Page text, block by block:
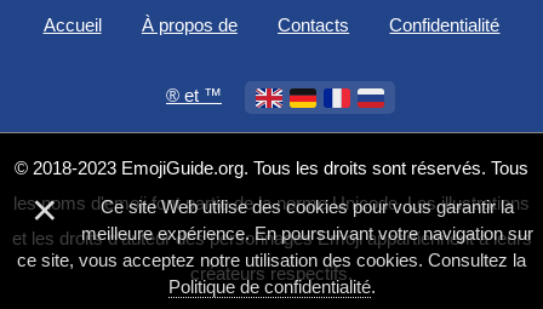
Accueil À propos de Contacts Confidentialité
®️ et ™
© 2018-2023 EmojiGuide.org. Tous les droits sont réservés. Tous
les noms d'emoji font partie de la norme Unicode. Les illustrations
et les droits d'auteur des personnages Emoji appartiennent à leurs
créateurs respectifs.
×
Ce site Web utilise des cookies pour vous garantir la
meilleure expérience. En poursuivant votre navigation sur
ce site, vous acceptez notre utilisation des cookies. Consultez la
Politique de confidentialité.